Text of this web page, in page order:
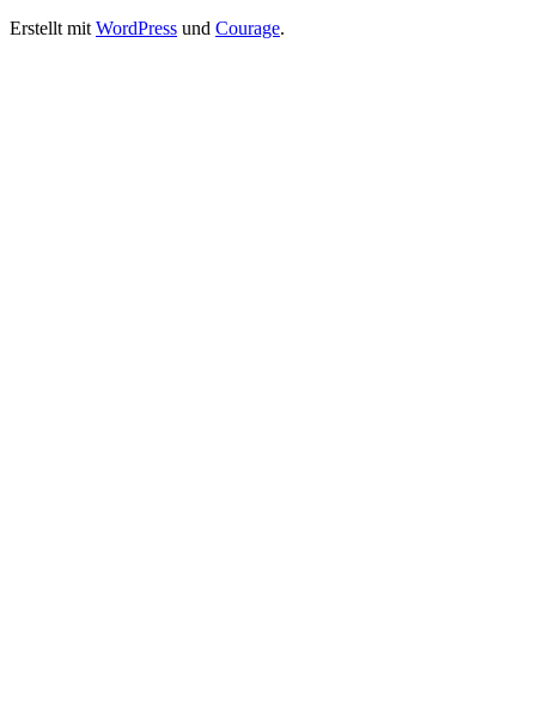
Erstellt mit WordPress und Courage.